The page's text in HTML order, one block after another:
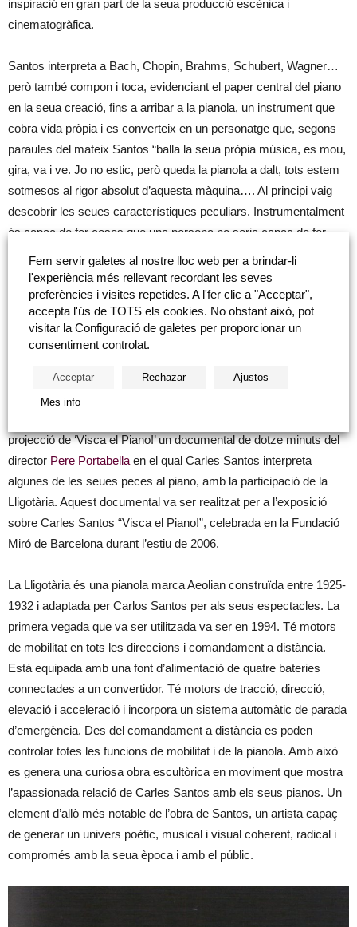
inspiració en gran part de la seua producció escènica i
cinematogràfica.
Santos interpreta a Bach, Chopin, Brahms, Schubert, Wagner…
però també compon i toca, evidenciant el paper central del piano
en la seua creació, fins a arribar a la pianola, un instrument que
cobra vida pròpia i es converteix en un personatge que, segons
paraules del mateix Santos “balla la seua pròpia música, es mou,
gira, va i ve. Jo no estic, però queda la pianola a dalt, tots estem
sotmesos al rigor absolut d’aquesta màquina…. Al principi vaig
descobrir les seues característiques peculiars. Instrumentalment
és capaç de fer coses que una persona no seria capaç de fer,
presència ni la subtilesa que té una persona tocant el piano”.
Lligotària és un personatge-màquina de Carles Santos que
interpreta i interactua en l’espai a partir d’una peça de Bach. La
presentació en el Liceu de Barcelona en 1997. Fundació Caixa
Vinaròs, propietària de la Lligotària, l’ha restaurada per a l’ocasió,
projecció de ‘Visca el Piano!’ un documental de dotze minuts del
director Pere Portabella en el qual Carles Santos interpreta
algunes de les seues peces al piano, amb la participació de la
Lligotària. Aquest documental va ser realitzat per a l’exposició
sobre Carles Santos “Visca el Piano!”, celebrada en la Fundació
Miró de Barcelona durant l’estiu de 2006.
La Lligotària és una pianola marca Aeolian construïda entre 1925-
1932 i adaptada per Carlos Santos per als seus espectacles. La
primera vegada que va ser utilitzada va ser en 1994. Té motors
de mobilitat en tots les direccions i comandament a distància.
Està equipada amb una font d’alimentació de quatre bateries
connectades a un convertidor. Té motors de tracció, direcció,
elevació i acceleració i incorpora un sistema automàtic de parada
d’emergència. Des del comandament a distància es poden
controlar totes les funcions de mobilitat i de la pianola. Amb això
es genera una curiosa obra escultòrica en moviment que mostra
l’apassionada relació de Carles Santos amb els seus pianos. Un
element d’allò més notable de l’obra de Santos, un artista capaç
de generar un univers poètic, musical i visual coherent, radical i
compromés amb la seua època i amb el públic.
Fem servir galetes al nostre lloc web per a brindar-li
l'experiència més rellevant recordant les seves
preferències i visites repetides. A l'fer clic a "Acceptar",
accepta l'ús de TOTS els cookies. No obstant això, pot
visitar la Configuració de galetes per proporcionar un
consentiment controlat.
Acceptar Rechazar Ajustos
Mes info